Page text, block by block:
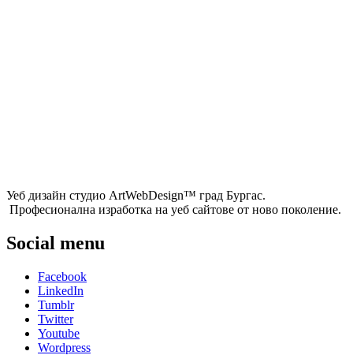
Уеб дизайн студио ArtWebDesign™ град Бургас.
Професионална изработка на уеб сайтове от ново поколение.
Social menu
Facebook
LinkedIn
Tumblr
Twitter
Youtube
Wordpress